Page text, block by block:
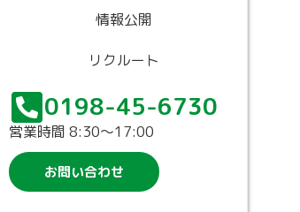
情報公開
リクルート
0198-45-6730
営業時間 8:30〜17:00
お問い合わせ